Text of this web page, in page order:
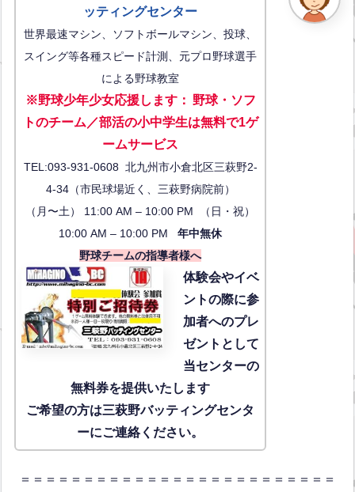
ッティングセンター
世界最速マシン、ソフトボールマシン、投球、
スイング等各種スピード計測、元プロ野球選手
による野球教室
※野球少年少女応援します： 野球・ソフ
トのチーム／部活の小中学生は無料で1ゲ
ームサービス
TEL:093-931-0608 北九州市小倉北区三萩野2-
4-34（市民球場近く、三萩野病院前）
（月〜土） 11:00 AM – 10:00 PM （日・祝）
10:00 AM – 10:00 PM年中無休
野球チームの指導者様へ
体験会やイベ
ントの際に参
加者へのプレ
ゼントとして
当センターの
無料券を提供いたします
ご希望の方は三萩野バッティングセンタ
ーにご連絡ください。
＝＝＝＝＝＝＝＝＝＝＝＝＝＝＝＝＝＝＝＝＝＝＝＝＝